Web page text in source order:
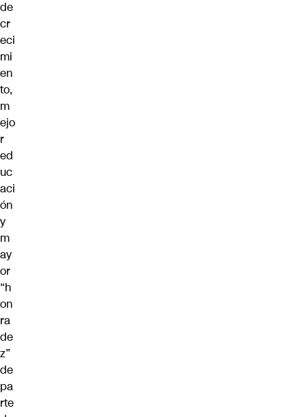
de
cr
eci
mi
en
to,
m
ejo
r
ed
uc
aci
ón
y
m
ay
or
“h
on
ra
de
z”
de
pa
rte